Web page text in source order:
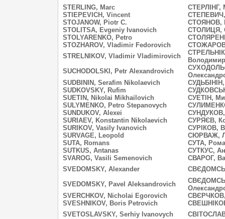
STERLING, Marc
СТЕРЛІНГ,
STIEPEVICH, Vincent
СТЕПЕВИЧ,
STOJANOW, Piotr C.
СТОЯНОВ,
STOLITSA, Evgeniy Ivanovich
СТОЛИЦЯ,
STOLYARENKO, Petro
STOZHAROV, Vladimir Fedorovich
STRELNIKOV, Vladimir Vladimirovich
SUCHODOLSKI, Petr Alexandrovich
SUDBININ, Serafim Nikolaevich
SUDKOVSKY, Rufim
SUETIN, Nikolai Mikhailovich
СУЕТІН,
SULYMENKO, Petro Stepanovych
SUNDUKOV, Alexei
СУНДУКОВ,
SURIAEV, Konstantin Nikolaevich
СУРЯЄВ,
SURIKOV, Vasily Ivanovich
СУРІКОВ,
SURVAGE, Leopold
СЮРВАЖ,
SUTA, Romans
СУТА,
SUTKUS, Antanas
СУТКУС,
SVAROG, Vasili Semenovich
СВАРОГ,
SVEDOMSKY, Alexander
SVEDOMSKY, Pavel Aleksandrovich
SVERCHKOV, Nicholai Egorovich
СВЄРЧКОВ,
SVESHNIKOV, Boris Petrovich
SVETOSLAVSKY, Serhiy Ivanovych